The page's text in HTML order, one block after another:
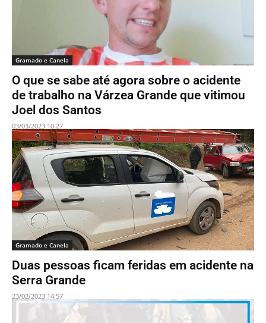
Gramado e Canela
O que se sabe até agora sobre o acidente
de trabalho na Várzea Grande que vitimou
Joel dos Santos
03/03/2023 10:27
Gramado e Canela
Duas pessoas ficam feridas em acidente na
Serra Grande
23/02/2023 14:57